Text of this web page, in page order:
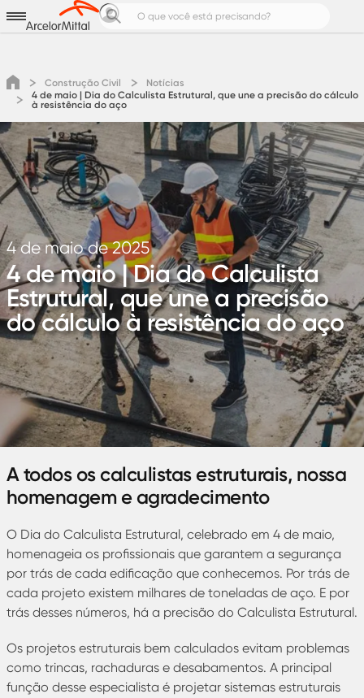
Notícias e Cases
Calculadoras de Aço
Pedreiro Top
Área do cliente
Cotação
Construção Civil
Notícias
4 de maio | Dia do Calculista Estrutural, que une a precisão do cálculo
à resistência do aço
4 de maio de 2025
4 de maio | Dia do Calculista
Estrutural, que une a precisão
do cálculo à resistência do aço
A todos os calculistas estruturais, nossa
homenagem e agradecimento
O Dia do Calculista Estrutural, celebrado em 4 de maio,
homenageia os profissionais que garantem a segurança
por trás de cada edificação que conhecemos. Por trás de
cada projeto existem milhares de toneladas de aço. E por
trás desses números, há a precisão do Calculista Estrutural.
Os projetos estruturais bem calculados evitam problemas
como trincas, rachaduras e desabamentos. A principal
função desse especialista é projetar sistemas estruturais